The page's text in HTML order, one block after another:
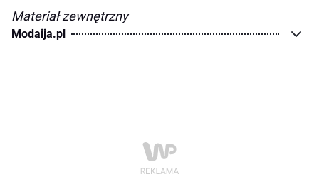
Materiał zewnętrzny
Modaija.pl